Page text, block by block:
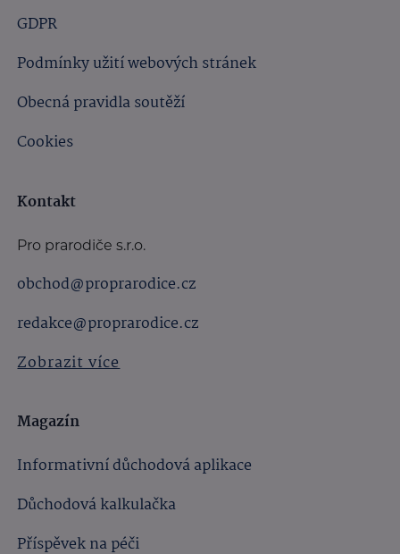
GDPR
Podmínky užití webových stránek
Obecná pravidla soutěží
Cookies
Kontakt
Pro prarodiče s.r.o.
obchod@proprarodice.cz
redakce@proprarodice.cz
Zobrazit více
Magazín
Informativní důchodová aplikace
Důchodová kalkulačka
Příspěvek na péči